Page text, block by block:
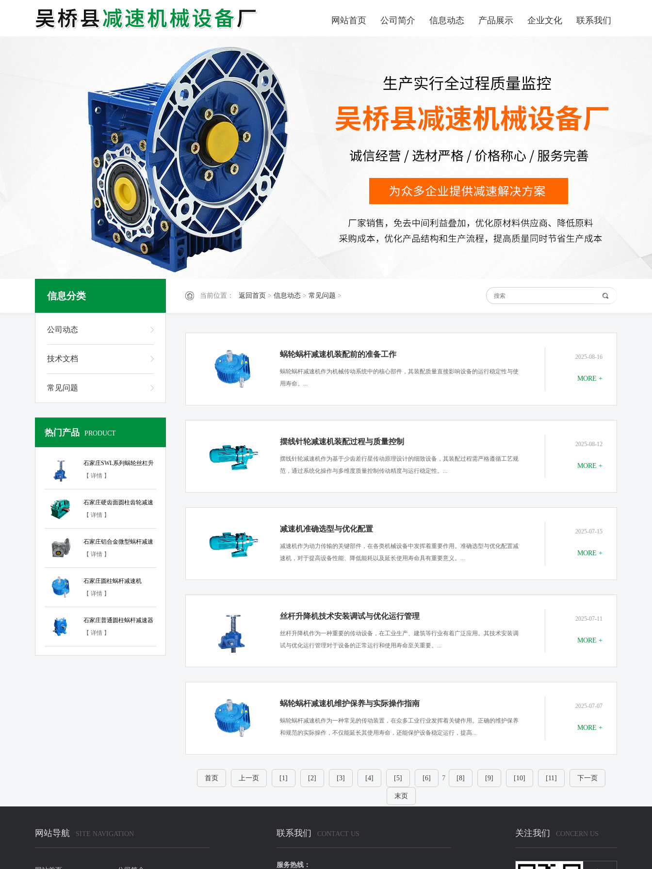
网站首页 公司简介 信息动态 产品展示 企业文化 联系我们
当前位置： 返回首页 > 信息动态 > 常见问题 >
信息分类
公司动态
技术文档
常见问题
热门产品 PRODUCT
石家庄SWL系列蜗轮丝杠升
降机
【 详情 】
石家庄硬齿面圆柱齿轮减速
器【 详情 】
石家庄铝合金微型蜗杆减速
器【 详情 】
石家庄圆柱蜗杆减速机
【 详情 】
石家庄普通圆柱蜗杆减速器
【 详情 】
蜗轮蜗杆减速机装配前的准备工作
​蜗轮蜗杆减速机作为机械传动系统中的核心部件，其装配质量直接影响设备的运行稳定性与使
用寿命。...
2025-08-16
MORE +
摆线针轮减速机装配过程与质量控制
​摆线针轮减速机作为基于少齿差行星传动原理设计的细致设备，其装配过程需严格遵循工艺规
范，通过系统化操作与多维度质量控制传动精度与运行稳定性。...
2025-08-12
MORE +
减速机准确选型与优化配置
​减速机作为动力传输的关键部件，在各类机械设备中发挥着重要作用。准确选型与优化配置减
速机，对于提高设备性能、降低能耗以及延长使用寿命具有重要意义。...
2025-07-15
MORE +
丝杆升降机技术安装调试与优化运行管理
​丝杆升降机作为一种重要的传动设备，在工业生产、建筑等行业有着广泛应用。其技术安装调
试与优化运行管理对于设备的正常运行和使用寿命至关重要。...
2025-07-11
MORE +
蜗轮蜗杆减速机维护保养与实际操作指南
​蜗轮蜗杆减速机作为一种常见的传动装置，在众多工业行业发挥着关键作用。正确的维护保养
和规范的实际操作，不仅能延长其使用寿命，还能保护设备稳定运行，提高...
2025-07-07
MORE +
首页 上一页 [1] [2] [3] [4] [5] [6] 7 [8] [9] [10] [11] 下一页
末页
网站导航 SITE NAVIGATION 联系我们 CONTACT US
服务热线：
关注我们 CONCERN US